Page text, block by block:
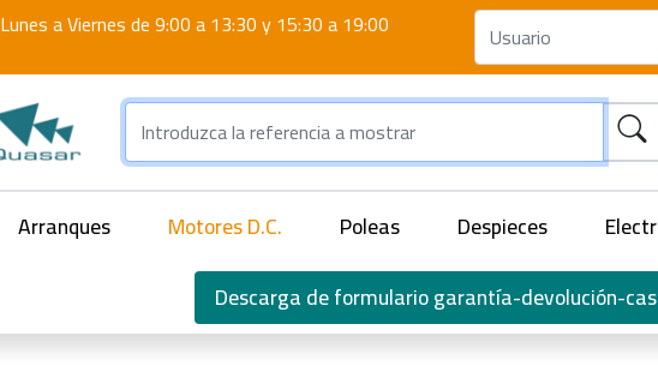
Lunes a Viernes de 9:00 a 13:30 y 15:30 a 19:00
Arranques Motores D.C. Poleas Despieces
Descarga de formulario garantía-devolución-